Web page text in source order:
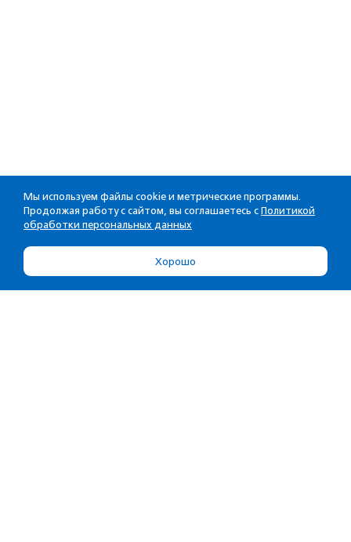
Мы используем файлы cookie и метрические программы.
Продолжая работу с сайтом, вы соглашаетесь с Политикой
обработки персональных данных
Хорошо